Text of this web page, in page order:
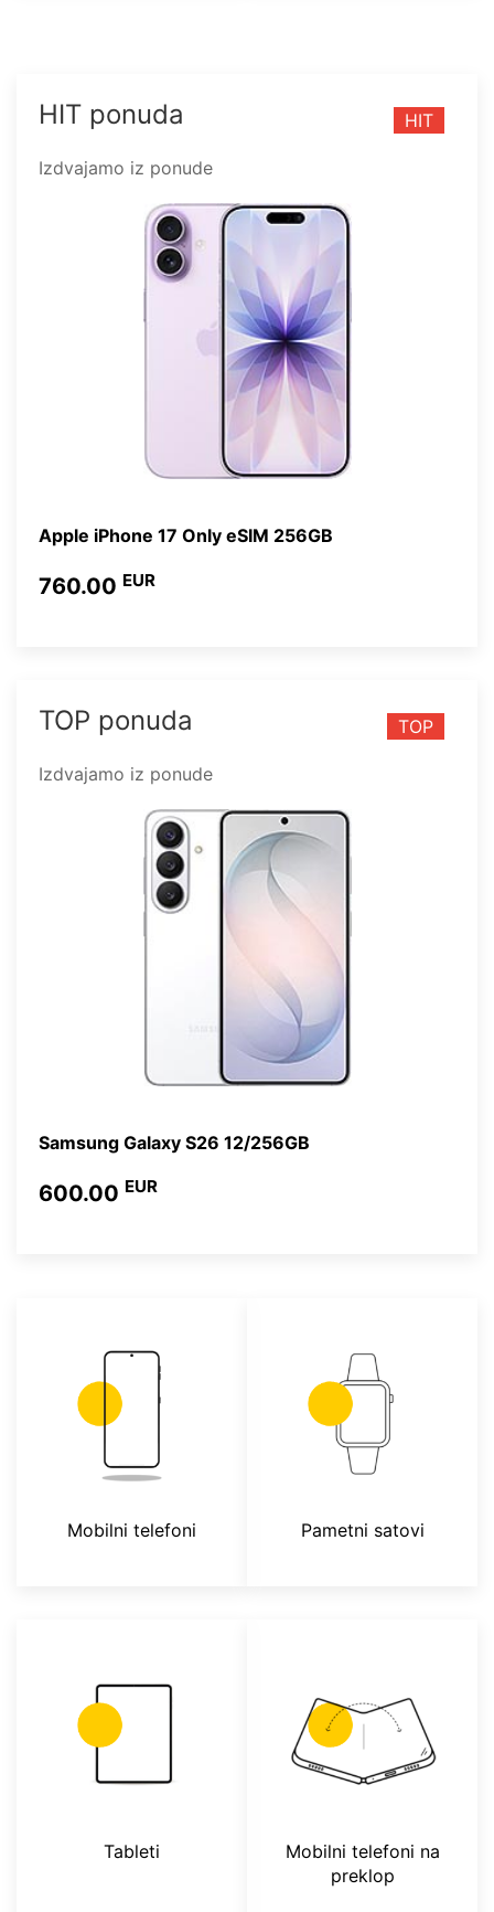
HIT
HIT ponuda
Izdvajamo iz ponude
Apple iPhone 17 Only eSIM 256GB
760.00 EUR
TOP
TOP ponuda
Izdvajamo iz ponude
Samsung Galaxy S26 12/256GB
600.00 EUR
Mobilni telefoni Pametni satovi
Tableti
Mobilni telefoni na
preklop